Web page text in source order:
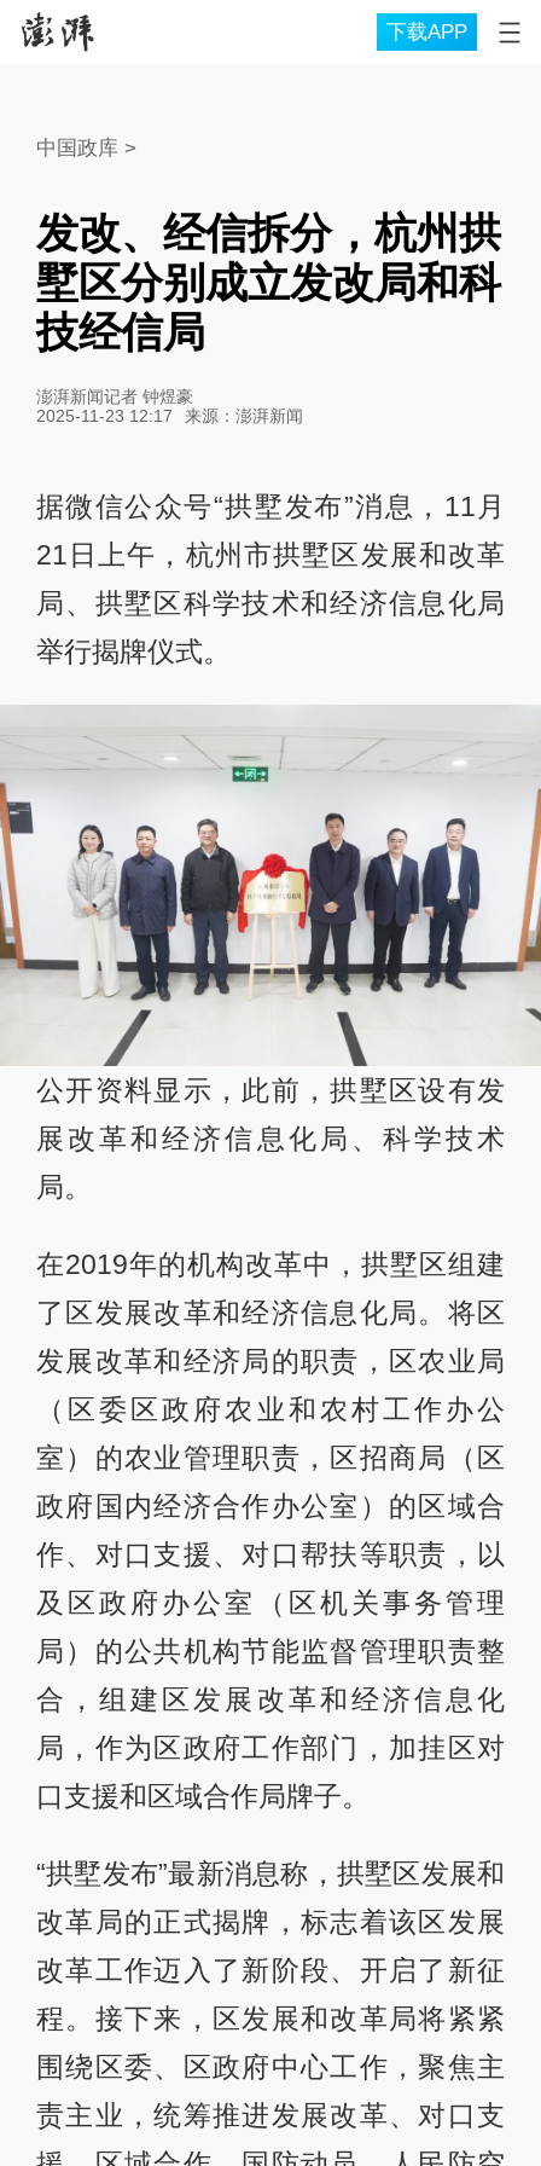
下载APP
中国政库 >
发改、经信拆分，杭州拱
墅区分别成立发改局和科
技经信局
澎湃新闻记者 钟煜豪
2025-11-23 12:17
来源： 澎湃新闻
据微信公众号“拱墅发布”消息，11月
21日上午，杭州市拱墅区发展和改革
局、拱墅区科学技术和经济信息化局
举行揭牌仪式。
公开资料显示，此前，拱墅区设有发
展改革和经济信息化局、科学技术
局。
在2019年的机构改革中，拱墅区组建
了区发展改革和经济信息化局。将区
发展改革和经济局的职责，区农业局
（区委区政府农业和农村工作办公
室）的农业管理职责，区招商局（区
政府国内经济合作办公室）的区域合
作、对口支援、对口帮扶等职责，以
及区政府办公室（区机关事务管理
局）的公共机构节能监督管理职责整
合，组建区发展改革和经济信息化
局，作为区政府工作部门，加挂区对
口支援和区域合作局牌子。
“拱墅发布”最新消息称，拱墅区发展和
改革局的正式揭牌，标志着该区发展
改革工作迈入了新阶段、开启了新征
程。接下来，区发展和改革局将紧紧
围绕区委、区政府中心工作，聚焦主
责主业，统筹推进发展改革、对口支